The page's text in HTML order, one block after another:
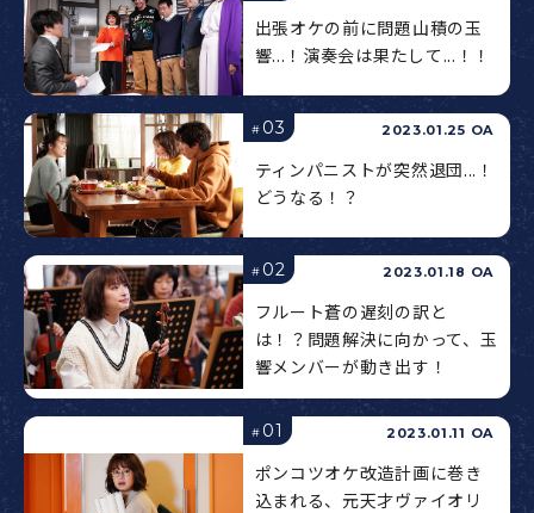
出張オケの前に問題山積の玉
響...！演奏会は果たして...！！
# 03 2023.01.25 OA
ティンパニストが突然退団...！
どうなる！？
# 02 2023.01.18 OA
フルート蒼の遅刻の訳と
は！？問題解決に向かって、玉
響メンバーが動き出す！
# 01 2023.01.11 OA
ポンコツオケ改造計画に巻き
込まれる、元天才ヴァイオリ